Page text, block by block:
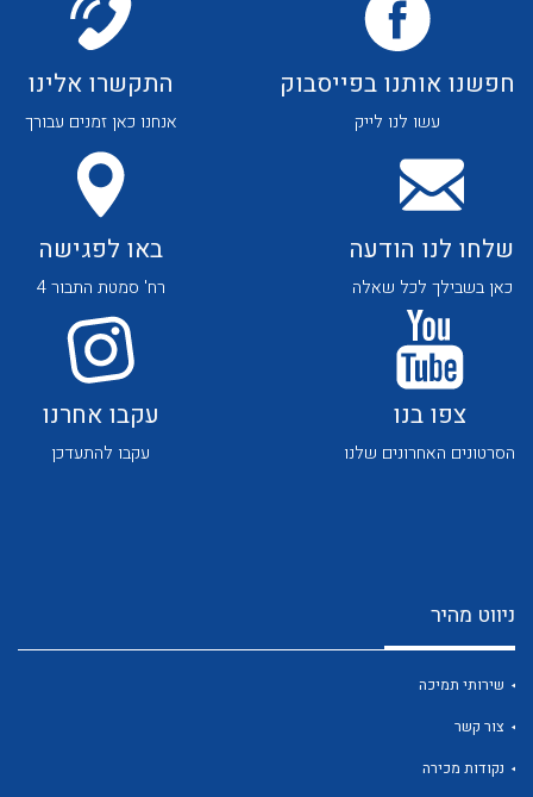
לכל מוצרי היצרן לכל מוצרי היצרן
לכל מוצרי היצרן לכל מוצרי היצרן
לכל מוצרי היצרן
חפשנו אותנו בפייסבוק
עשו לנו לייק
התקשרו אלינו
אנחנו כאן זמנים עבורך
שלחו לנו הודעה
כאן בשבילך לכל שאלה
באו לפגישה
רח' סמטת התבור 4
צפו בנו
הסרטונים האחרונים שלנו
עקבו אחרנו
עקבו להתעדכן
ניווט מהיר
שירותי תמיכה
צור קשר
נקודות מכירה